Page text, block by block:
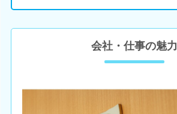
会社・仕事の魅力